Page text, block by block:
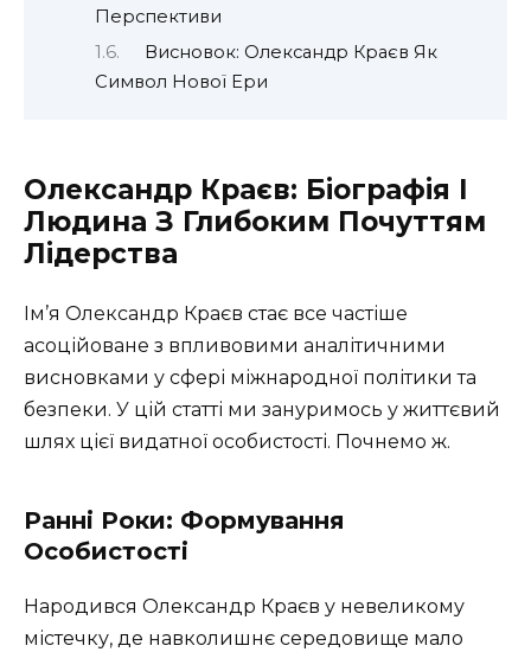
Перспективи
Висновок: Олександр Краєв Як
Символ Нової Ери
Олександр Краєв: Біографія І
Людина З Глибоким Почуттям
Лідерства
Ім’я Олександр Краєв стає все частіше
асоційоване з впливовими аналітичними
висновками у сфері міжнародної політики та
безпеки. У цій статті ми зануримось у життєвий
шлях цієї видатної особистості. Почнемо ж.
Ранні Роки: Формування
Особистості
Народився Олександр Краєв у невеликому
містечку, де навколишнє середовище мало